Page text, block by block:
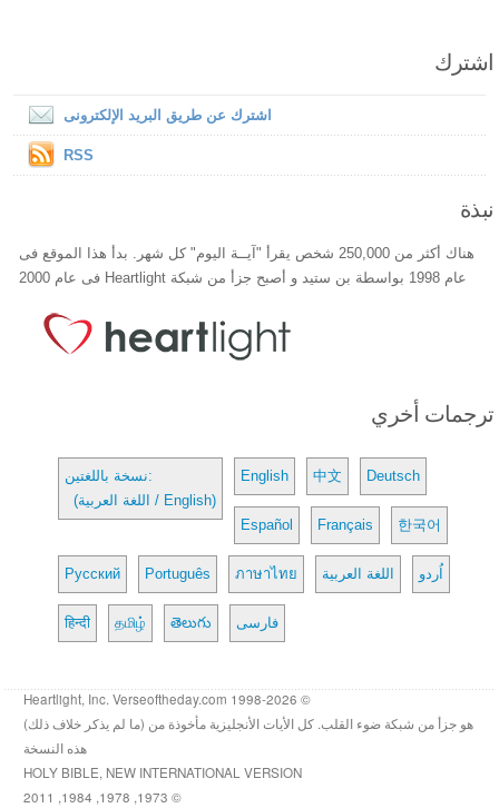
اشترك
اشترك عن طريق البريد الإلكترونى
RSS
نبذة
هناك أكثر من 250,000 شخص يقرأ "آيــة اليوم" كل شهر. بدأ هذا الموقع فى
عام 1998 بواسطة بن ستيد و أصبح جزأ من شبكة Heartlight فى عام 2000
ترجمات أخري
نسخة باللغتين:
(اللغة العربية / English)
English 中文 Deutsch
Español Français 한국어
Русский Português ภาษาไทย اللغة العربية اُردو
हिन्दी தமிழ் తెలుగు فارسی
© 1998-2026 Heartlight, Inc. Verseoftheday.com
هو جزأ من شبكة ضوء القلب. كل الأيات الأنجليزية مأخوذة من (ما لم يذكر خلاف ذلك)
هذه النسخة
HOLY BIBLE, NEW INTERNATIONAL VERSION
© 1973, 1978, 1984, 2011